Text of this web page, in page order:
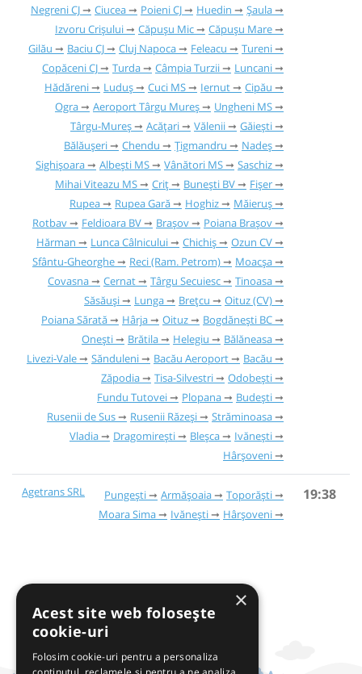
Negreni CJ
Ciucea Poieni CJ Huedin
Șaula
Izvoru Crișului
Căpușu Mic
Căpușu Mare
Gilău
Baciu CJ Cluj Napoca Feleacu
Tureni
Copăceni CJ
Turda Câmpia Turzii
Luncani
Hădăreni
Luduș Cuci MS Iernut
Cipău
Ogra
Aeroport Târgu Mureș
Ungheni MS
Târgu-Mureș
Acățari Vălenii
Găieşti
Bălăușeri
Chendu Țigmandru
Nadeș
Sighișoara
Albești MS Vânători MS
Saschiz
Mihai Viteazu MS
Criț Bunești BV
Fișer
Rupea
Rupea Gară Hoghiz
Măieruș
Rotbav
Feldioara BV Brașov
Poiana Brașov
Hărman
Lunca Câlnicului Chichiș
Ozun CV
Sfântu-Gheorghe
Reci (Ram. Petrom)
Moacșa
Covasna
Cernat Târgu Secuiesc
Tinoasa
Săsăuși
Lunga Brețcu
Oituz (CV)
Poiana Sărată
Hârja Oituz
Bogdănești BC
Onești
Brătila Helegiu
Bălăneasa
Livezi-Vale
Sănduleni Bacău Aeroport
Bacău
Zăpodia
Tisa-Silvestri
Odobești
Fundu Tutovei
Plopana
Budești
Rusenii de Sus
Rusenii Răzeși
Străminoasa
Vladia
Dragomirești Bleșca
Ivănești
Hârșoveni
Agetrans SRL Pungești Armășoaia
Toporăști
Moara Sima
Ivănești Hârșoveni
19:38
×
Acest site web folosește
cookie-uri
Folosim cookie-uri pentru a personaliza